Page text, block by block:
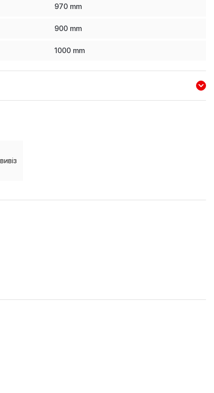
970 mm
900 mm
1000 mm